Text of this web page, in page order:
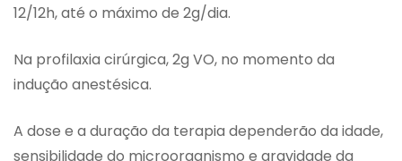
12/12h, até o máximo de 2g/dia.
Na profilaxia cirúrgica, 2g VO, no momento da
indução anestésica.
A dose e a duração da terapia dependerão da idade,
sensibilidade do microorganismo e gravidade da